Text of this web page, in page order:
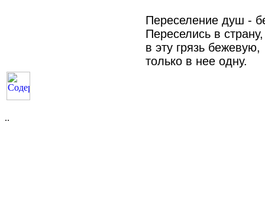
Переселение душ -
Переселись в страну,
в эту грязь бежевую,
только в нее одну.
..